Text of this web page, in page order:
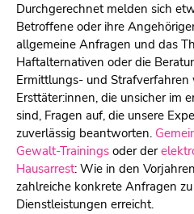
Durchgerechnet melden sich
Betroffene oder ihre
allgemeine Anfragen und das
Haftalternativen oder die
Ermittlungs- und Strafverfahren
Ersttäter:innen, die unsicher im
sind, Fragen auf, die unsere
zuverlässig beantworten.
Gewalt-Trainings oder der
Hausarrest: Wie in den
zahlreiche konkrete Anfragen
Dienstleistungen erreicht.